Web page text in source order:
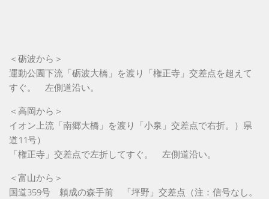
＜砺波から＞
運動公園下流「砺波大橋」を渡り「権正寺」交差点を超えて
すぐ。 左側道沿い。
＜高岡から＞
イオン上流「南郷大橋」を渡り「小泉」交差点で右折。）県
道11号）
「権正寺」交差点で左折してすぐ。 左側道沿い。
＜富山から＞
国道359号 頼成の森手前 「坪野」交差点（注：信号なし。